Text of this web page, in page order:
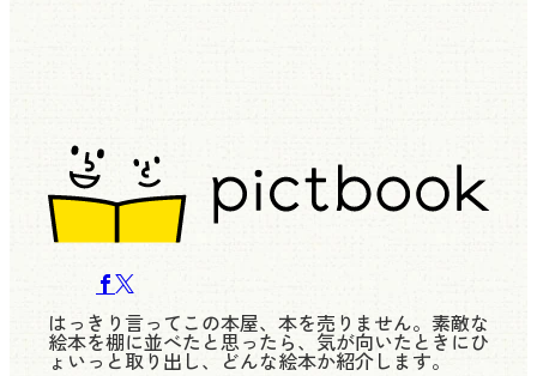
はっきり言ってこの本屋、本を売りません。素敵な
絵本を棚に並べたと思ったら、気が向いたときにひ
ょいっと取り出し、どんな絵本か紹介します。